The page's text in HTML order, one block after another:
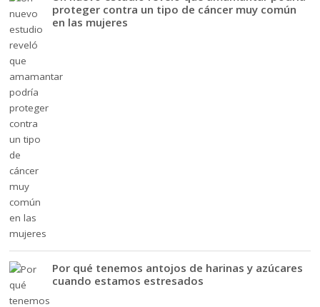
proteger contra un tipo de cáncer muy común
en las mujeres
Por qué tenemos antojos de harinas y azúcares
cuando estamos estresados